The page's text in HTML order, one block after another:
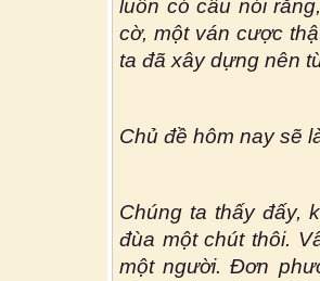
luôn có câu nói
cờ, một ván cược
ta đã xây dựng nên
Chủ đề hôm nay sẽ
Chúng ta thấy đấy,
đùa một chút thôi.
một người. Đơn